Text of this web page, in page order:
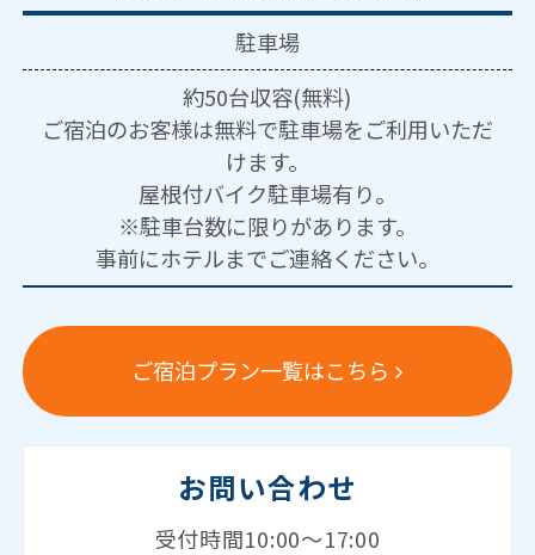
駐車場
約50台収容(無料)
ご宿泊のお客様は無料で駐車場をご利用いただ
けます。
屋根付バイク駐車場有り。
※駐車台数に限りがあります。
事前にホテルまでご連絡ください。
ご宿泊プラン一覧はこちら
お問い合わせ
受付時間10:00～17:00